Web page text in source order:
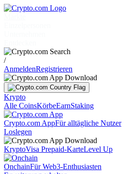
/
AnmeldenRegistrieren
Krypto
Alle CoinsKörbeEarnStaking
Crypto.com AppFür alltägliche Nutzer
Loslegen
KryptoVisa Prepaid-KarteLevel Up
OnchainFür Web3-Enthusiasten